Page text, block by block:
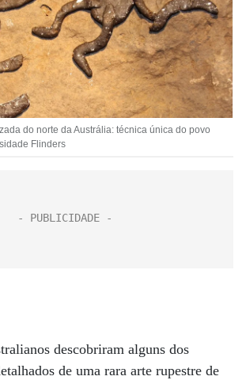
do norte da Austrália: técnica única do povo
Flinders
descobriram alguns dos
de uma rara arte rupestre de